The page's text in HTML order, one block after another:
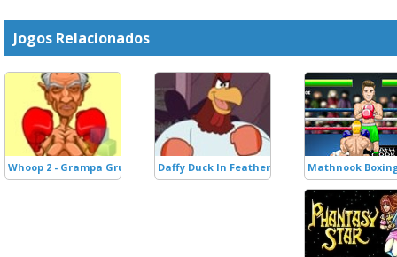
Jogos Relacionados
Whoop 2 - Grampa Grumble Daffy Duck In Feather Weight Duck Boxing
Mathnook